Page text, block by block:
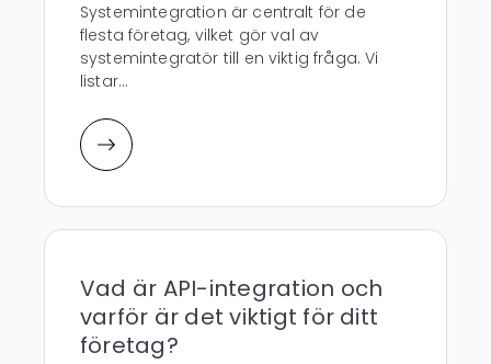
Systemintegration är centralt för de
flesta företag, vilket gör val av
systemintegratör till en viktig fråga. Vi
listar...
Vad är API-integration och
varför är det viktigt för ditt
företag?